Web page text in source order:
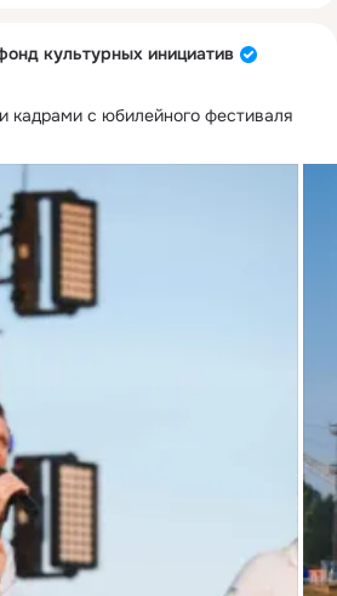
культурных инициатив
кадрами с юбилейного фестиваля